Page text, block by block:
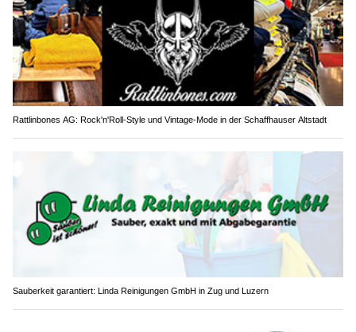
Rattlinbones AG: Rock'n'Roll-Style und Vintage-Mode in der Schaffhauser Altstadt
Sauberkeit garantiert: Linda Reinigungen GmbH in Zug und Luzern